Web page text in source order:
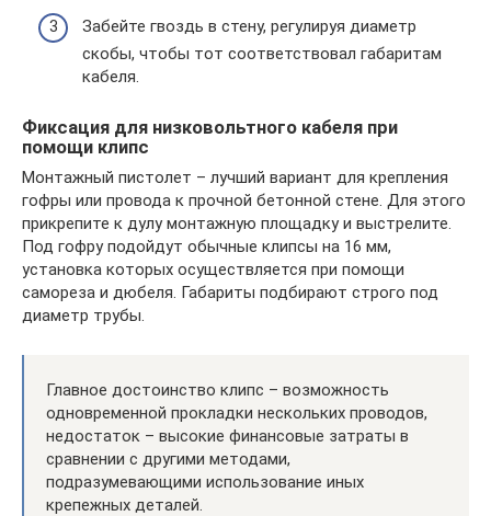
Забейте гвоздь в стену, регулируя диаметр
скобы, чтобы тот соответствовал габаритам
кабеля.
Фиксация для низковольтного кабеля при
помощи клипс
Монтажный пистолет – лучший вариант для крепления
гофры или провода к прочной бетонной стене. Для этого
прикрепите к дулу монтажную площадку и выстрелите.
Под гофру подойдут обычные клипсы на 16 мм,
установка которых осуществляется при помощи
самореза и дюбеля. Габариты подбирают строго под
диаметр трубы.
Главное достоинство клипс – возможность
одновременной прокладки нескольких проводов,
недостаток – высокие финансовые затраты в
сравнении с другими методами,
подразумевающими использование иных
крепежных деталей.